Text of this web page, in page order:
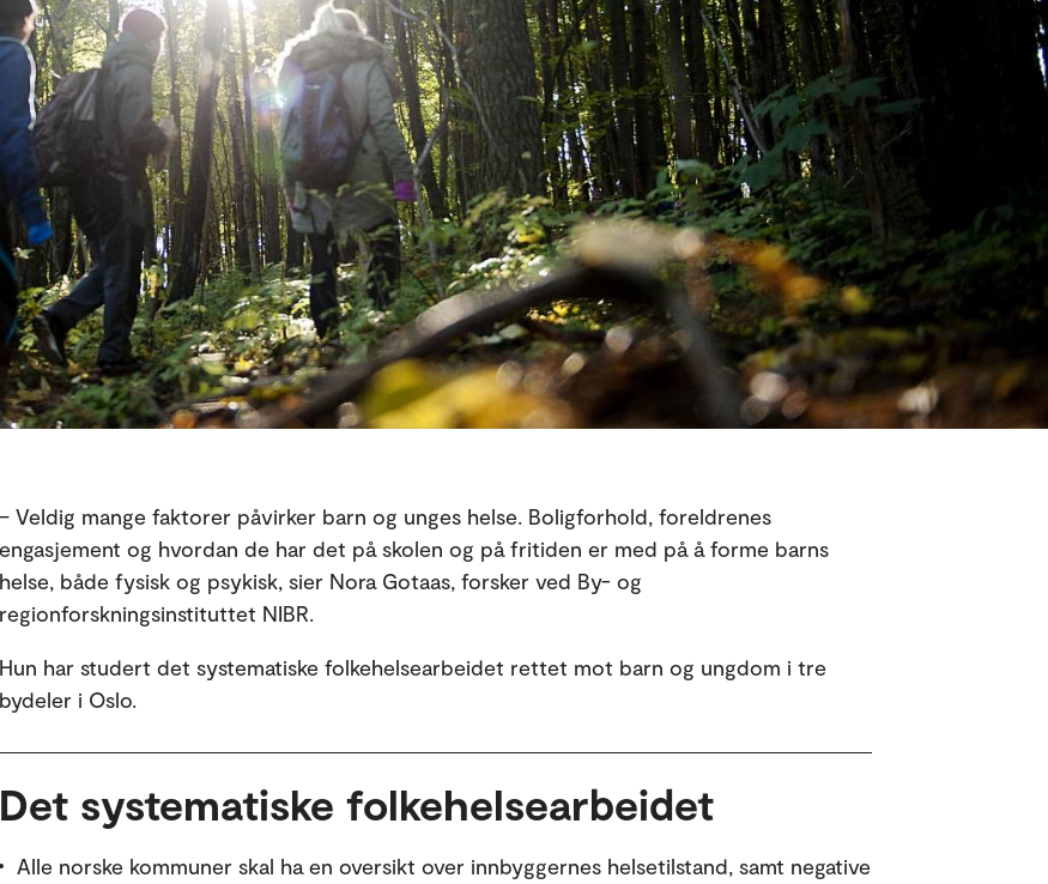
– Veldig mange faktorer påvirker barn og unges helse. Boligforhold, foreldrenes
engasjement og hvordan de har det på skolen og på fritiden er med på å forme barns
helse, både fysisk og psykisk, sier Nora Gotaas, forsker ved By- og
regionforskningsinstituttet NIBR.
Hun har studert det systematiske folkehelsearbeidet rettet mot barn og ungdom i tre
bydeler i Oslo.
Det systematiske folkehelsearbeidet
Alle norske kommuner skal ha en oversikt over innbyggernes helsetilstand, samt negative